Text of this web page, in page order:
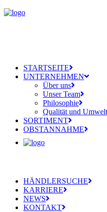
STARTSEITE
UNTERNEHMEN
Über uns
Unser Team
Philosophie
Qualität und Umwelt
SORTIMENT
OBSTANNAHME
HÄNDLERSUCHE
KARRIERE
NEWS
KONTAKT